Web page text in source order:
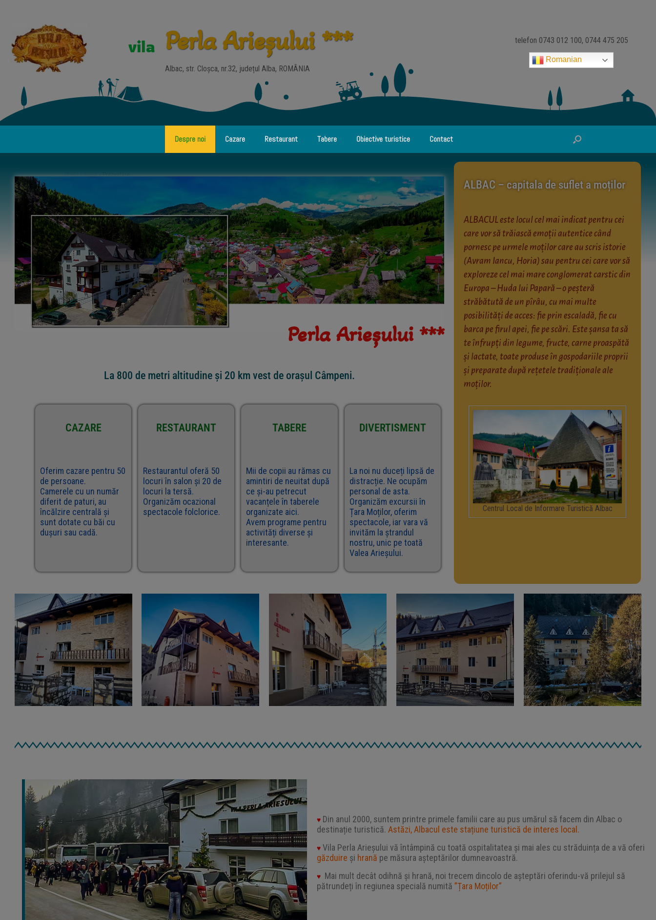
vila Perla Arieșului ***
Albac, str. Cloșca, nr.32, județul Alba, ROMÂNIA
telefon 0743 012 100, 0744 475 205
Romanian
Despre noi Cazare Restaurant Tabere Obiective turistice Contact
Prima pagină »Prezentare
Perla Arieșului ***
La 800 de metri altitudine și 20 km vest de orașul Câmpeni.
CAZARE
Oferim cazare pentru 50
de persoane.
Camerele cu un număr
diferit de paturi, au
încălzire centrală și
sunt dotate cu băi cu
dușuri sau cadă.
RESTAURANT
Restaurantul oferă 50
locuri în salon și 20 de
locuri la tersă.
Organizăm ocazional
spectacole folclorice.
TABERE
Mii de copii au rămas cu
amintiri de neuitat după
ce și-au petrecut
vacanțele în taberele
organizate aici.
Avem programe pentru
activități diverse și
interesante.
DIVERTISMENT
La noi nu duceți lipsă de
distracție. Ne ocupăm
personal de asta.
Organizăm excursii în
Țara Moților, oferim
spectacole, iar vara vă
invităm la ștrandul
nostru, unic pe toată
Valea Arieșului.
ALBAC – capitala de suflet a moților
ALBACUL este locul cel mai indicat pentru cei
care vor să trăiască emoții autentice când
pornesc pe urmele moților care au scris istorie
(Avram Iancu, Horia) sau pentru cei care vor să
exploreze cel mai mare conglomerat carstic din
Europa – Huda lui Papară – o peșteră
străbătută de un pîrâu, cu mai multe
posibilități de acces: fie prin escaladă, fie cu
barca pe firul apei, fie pe scări. Este șansa ta să
te înfrupți din legume, fructe, carne proaspătă
și lactate, toate produse în gospodariile proprii
și preparate după rețetele tradiționale ale
moților.
Centrul Local de Informare Turistică Albac
♥Din anul 2000, suntem printre primele familii care au pus umărul să facem din Albac o
destinație turistică. Astăzi, Albacul este stațiune turistică de interes local.
♥Vila Perla Arieșului vă întâmpină cu toată ospitalitatea și mai ales cu străduința de a vă oferi
găzduire și hrană pe măsura așteptărilor dumneavoastră.
♥Mai mult decât odihnă și hrană, noi trecem dincolo de așteptări oferindu-vă prilejul să
pătrundeți în regiunea specială numită ”Țara Moților”